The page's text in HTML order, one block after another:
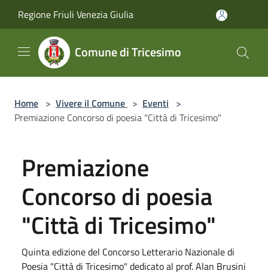
Regione Friuli Venezia Giulia
Comune di Tricesimo
Home > Vivere il Comune > Eventi >
Premiazione Concorso di poesia "Città di Tricesimo"
Premiazione
Concorso di poesia
"Città di Tricesimo"
Quinta edizione del Concorso Letterario Nazionale di
Poesia "Città di Tricesimo" dedicato al prof. Alan Brusini